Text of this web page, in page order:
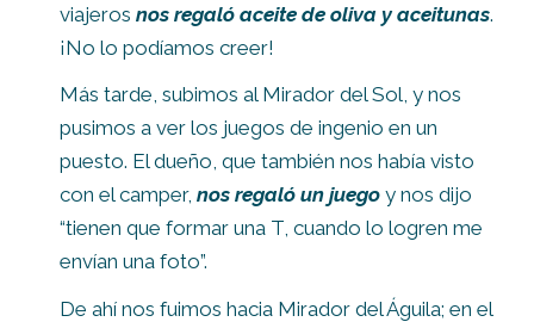
viajeros nos regaló aceite de oliva y aceitunas.
¡No lo podíamos creer!
Más tarde, subimos al Mirador del Sol, y nos
pusimos a ver los juegos de ingenio en un
puesto. El dueño, que también nos había visto
con el camper, nos regaló un juego y nos dijo
“tienen que formar una T, cuando lo logren me
envían una foto”.
De ahí nos fuimos hacia Mirador del Águila; en el